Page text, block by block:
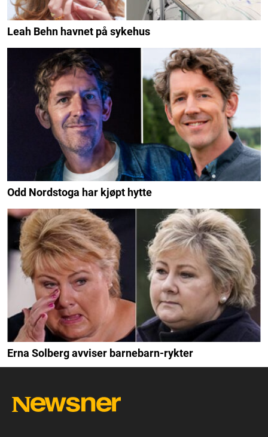
Leah Behn havnet på sykehus
Odd Nordstoga har kjøpt hytte
Erna Solberg avviser barnebarn-rykter